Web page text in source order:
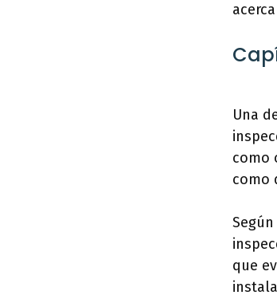
Una
como
como
que